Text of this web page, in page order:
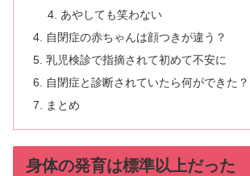
あやしても笑わない
自閉症の赤ちゃんは顔つきが違う？
乳児検診で指摘されて初めて不安に
自閉症と診断されていたら何ができた？
まとめ
身体の発育は標準以上だった